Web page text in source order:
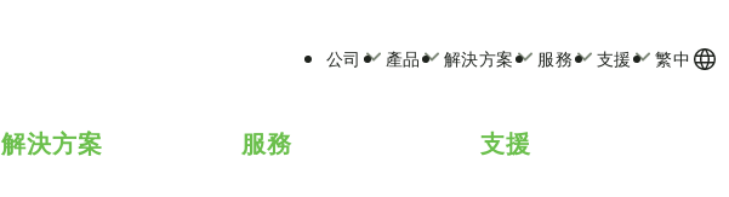
公司 產品 解決方案 服務 支援 繁中
解決方案 服務 支援